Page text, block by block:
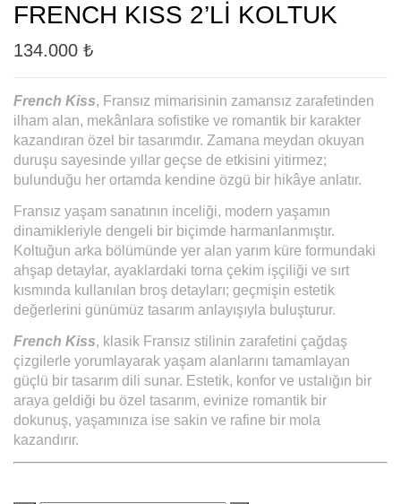
FRENCH KISS 2’Lİ KOLTUK
134.000 ₺
French Kiss, Fransız mimarisinin zamansız zarafetinden
ilham alan, mekânlara sofistike ve romantik bir karakter
kazandıran özel bir tasarımdır. Zamana meydan okuyan
duruşu sayesinde yıllar geçse de etkisini yitirmez;
bulunduğu her ortamda kendine özgü bir hikâye anlatır.
Fransız yaşam sanatının inceliği, modern yaşamın
dinamikleriyle dengeli bir biçimde harmanlanmıştır.
Koltuğun arka bölümünde yer alan yarım küre formundaki
ahşap detaylar, ayaklardaki torna çekim işçiliği ve sırt
kısmında kullanılan broş detayları; geçmişin estetik
değerlerini günümüz tasarım anlayışıyla buluşturur.
French Kiss, klasik Fransız stilinin zarafetini çağdaş
çizgilerle yorumlayarak yaşam alanlarını tamamlayan
güçlü bir tasarım dili sunar. Estetik, konfor ve ustalığın bir
araya geldiği bu özel tasarım, evinize romantik bir
dokunuş, yaşamınıza ise sakin ve rafine bir mola
kazandırır.